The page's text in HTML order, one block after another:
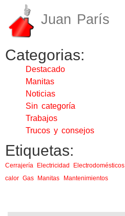
Juan París
Categorias:
Destacado
Manitas
Noticias
Sin categoría
Trabajos
Trucos y consejos
Etiquetas:
Cerrajería Electricidad Electrodomésticos
calor Gas Manitas Mantenimientos